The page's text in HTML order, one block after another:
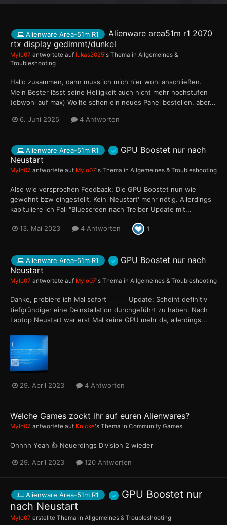
Alienware Area-51m R1
Alienware area51m r1 2070
rtx display gedimmt/dunkel
Mylo07 antwortete auf lukas2025's Thema in Allgemeines &
Troubleshooting
Hallo zusammen, dann muss ich mich hier wohl anschließen.
Mein Bester lässt seine Helligkeit auch nicht mehr hochstufen
(obwohl auf max) Wollte schon ein neues Panel bestellen, aber...
6. Juni 2025 4 Antworten
Alienware Area-51m R1
GPU Boostet nur nach
Neustart
Mylo07 antwortete auf Mylo07's Thema in Allgemeines & Troubleshooting
Also wie versprochen Feedback: Die GPU Boostet nun wie
gewohnt bzw eingestellt. Kein 'Neustart' mehr nötig. Allerdings
kapituliere ich Fall "Bluescreen nach Treiber Update mit...
13. Mai 2023 4 Antworten 1
Alienware Area-51m R1
GPU Boostet nur nach
Neustart
Mylo07 antwortete auf Mylo07's Thema in Allgemeines & Troubleshooting
Danke, probiere ich Mal sofort ______ Update: Scheint definitiv
tiefgründiger eine Deinstallation durchgeführt zu haben. Nach
Laptop Neustart war erst Mal keine GPU mehr da, allerdings...
29. April 2023 4 Antworten
Welche Games zockt ihr auf euren Alienwares?
Mylo07 antwortete auf Knicke's Thema in Community Games
Ohhhh Yeah 👍 Neuerdings Division 2 wieder
29. April 2023 120 Antworten
Alienware Area-51m R1
GPU Boostet nur
nach Neustart
Mylo07 erstellte Thema in Allgemeines & Troubleshooting